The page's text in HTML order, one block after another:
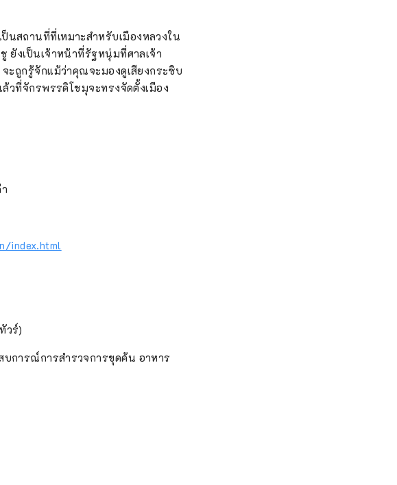
นสถานที่ที่เหมาะสำหรับเมืองหลวงใน
ยังเป็นเจ้าหน้าที่รัฐหนุ่มที่ศาลเจ้า
ะถูกรู้จักแม้ว่าคุณจะมองดูเสียงกระซิบ
วที่จักรพรรดิโชมุจะทรงจัดตั้งเมือง
index.html
วร์)
บการณ์การสำรวจการขุดค้น อาหาร